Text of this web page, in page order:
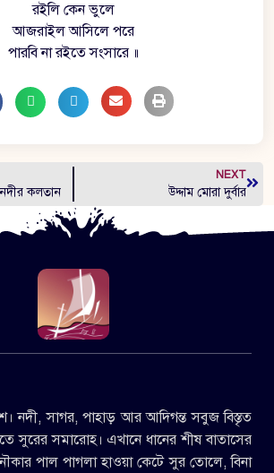
রইলি কেন ভুলে
আজরাইল আসিলে পরে
পারবি না রইতে সংসারে ॥
কলতান
NEXT
উদ্দাম মোরা দুর্বার
নদী, সাগর, পাহাড় আর আদিগন্ত সবুজ বিস্তৃত
সুরের সমারোহ। এখানে ধানের শীষ বাতাসের
পাল পাগলা হাওয়া কেটে সুর তোলে, বিনা